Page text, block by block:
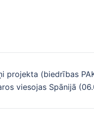
projekta (biedrības
viesojas Spānijā